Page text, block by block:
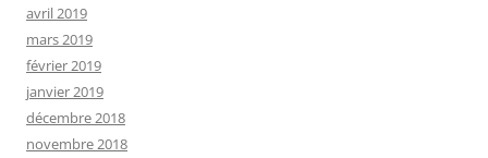
avril 2019
mars 2019
février 2019
janvier 2019
décembre 2018
novembre 2018